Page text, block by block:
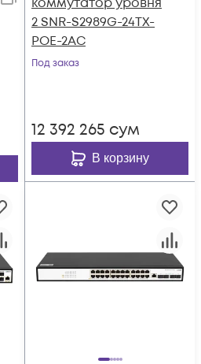
2 SNR-S2989G-24TX-
POE-2AC
Под заказ
12 392 265 сум
В корзину